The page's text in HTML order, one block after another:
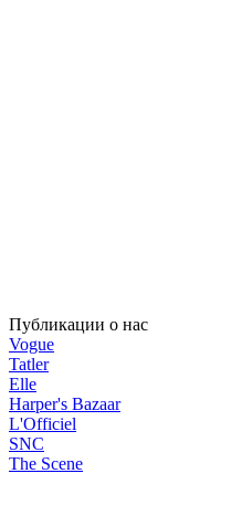
Публикации о нас
Vogue
Tatler
Elle
Harper's Bazaar
L'Officiel
SNC
The Scene